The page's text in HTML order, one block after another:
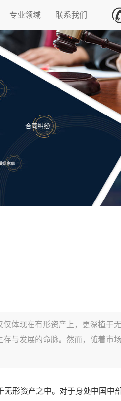
专业领域 联系我们
体现在有形资产上，更深植于
与发展的命脉。然而，随着市
形资产之中。对于身处中国中